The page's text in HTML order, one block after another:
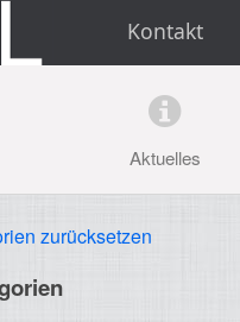
Kontakt
Aktuelles
zurücksetzen